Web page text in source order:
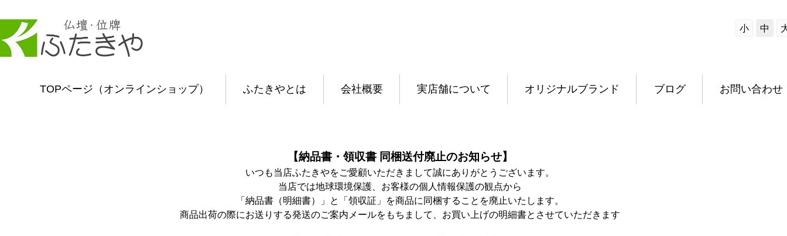
小 中
TOPページ（オンラインショップ） ふたきやとは 会社概要 実店舗について オリジナルブランド ブログ お問い合わせ
【納品書・領収書 同梱送付廃止のお知らせ】
いつも当店ふたきやをご愛顧いただきまして誠にありがとうございます。
当店では地球環境保護、お客様の個人情報保護の観点から
「納品書（明細書）」と「領収証」を商品に同梱することを廃止いたします。
商品出荷の際にお送りする発送のご案内メールをもちまして、お買い上げの明細書とさせていただきます